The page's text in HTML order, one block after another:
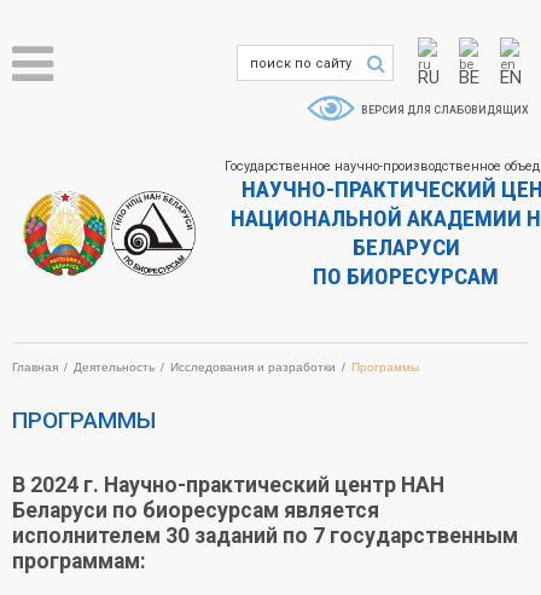
Государственное научно-производственное
НАУЧНО-ПРАКТИЧЕСКИЙ
НАЦИОНАЛЬНОЙ АКАДЕМИИ
БЕЛАРУСИ
ПО БИОРЕСУРСАМ
RU BE EN
ВЕРСИЯ ДЛЯ СЛАБОВИДЯЩИХ
Главная Деятельность Исследования и разработки Программы
ПРОГРАММЫ
В 2024 г. Научно-практический центр НАН
Беларуси по биоресурсам является
исполнителем 30 заданий по 7 государственным
программам: